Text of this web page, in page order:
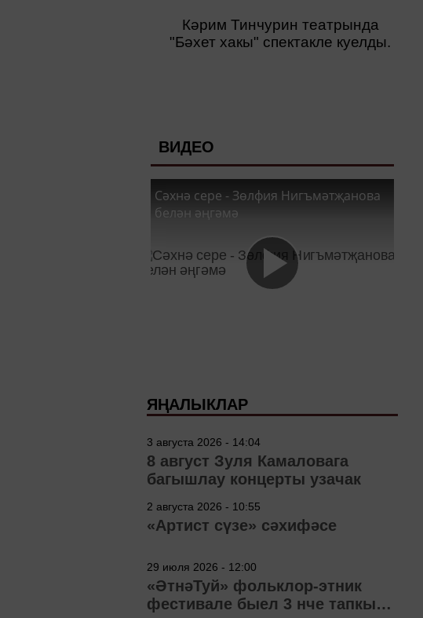
Кәрим Тинчурин театрында
"Бәхет хакы" спектакле куелды.
ВИДЕО
Сәхнә сере - Зөлфия Нигъмәтҗанова
белән әңгәмә
ЯҢАЛЫКЛАР
3 августа 2026 - 14:04
8 август Зуля Камаловага
багышлау концерты узачак
2 августа 2026 - 10:55
«Артист сүзе» сәхифәсе
29 июля 2026 - 12:00
«ӘтнәТуй» фольклор-этник
фестивале быел 3 нче тапкыр